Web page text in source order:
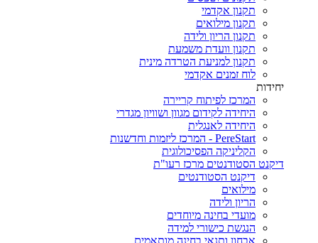
תקנון אקדמי
תקנון מילואים
תקנון הריון ולידה
תקנון וועדת משמעת
תקנון למניעת הטרדה מינית
לוח זמנים אקדמי
יחידות
המרכז לפיתוח קריירה
היחידה לקידום מגוון ושוויון מגדרי
היחידה לאנגלית
PereStart - המרכז ליזמות וחדשנות
הקליניקה הפסיכולוגית
דיקנט הסטודנטים מרכז רעו"ת
דיקנט הסטודנטים
מילואים
הריון ולידה
מועדי בחינה מיוחדים
הנגשת כישורי למידה
אבחון ותנאי בחינה מותאמים